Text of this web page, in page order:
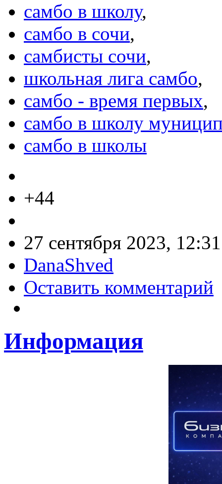
самбо в школу,
самбо в сочи,
самбисты сочи,
школьная лига самбо,
самбо - время первых,
самбо в школу
самбо в школы
+44
27 сентября 2023, 12:31
DanaShved
Оставить комментарий
Информация